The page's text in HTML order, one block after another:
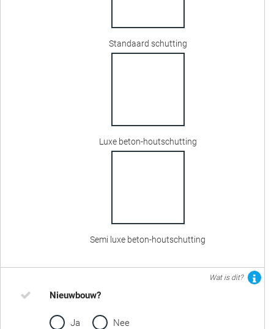
Standaard schutting
Luxe beton-houtschutting
Semi luxe beton-houtschutting
Wat is dit?
Nieuwbouw?
Ja Nee